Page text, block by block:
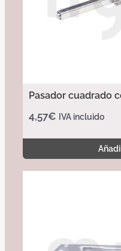
Pasador cuadrado
4,57€ IVA incluido